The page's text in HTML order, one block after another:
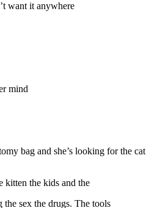
want it anywhere
mind
bag and she’s looking for the cat
kitten the kids and the
sex the drugs. The tools